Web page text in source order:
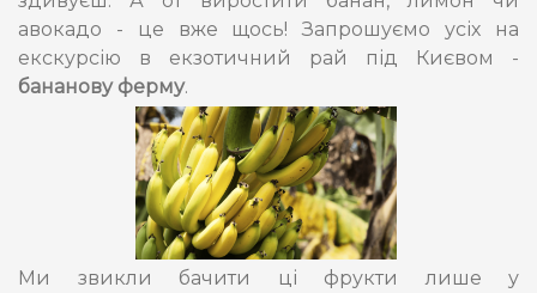
авокадо - це вже щось! Запрошуємо усіх на
екскурсію в екзотичний рай під Києвом -
бананову ферму.
Ми звикли бачити ці фрукти лише у